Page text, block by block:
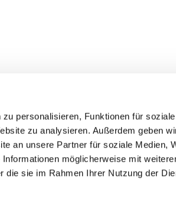
personalisieren, Funktionen für
zu analysieren. Außerdem geben
an unsere Partner für soziale Medien,
möglicherweise mit
die sie im Rahmen Ihrer Nutzung der
Stralsund/Rügen/Demmin •